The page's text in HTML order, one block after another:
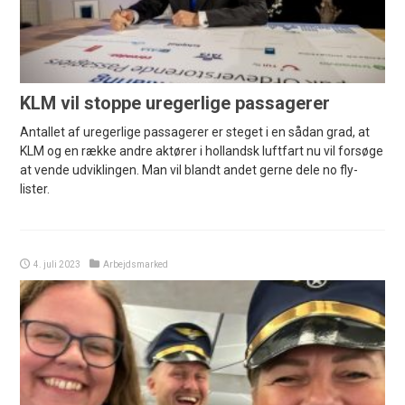
KLM vil stoppe uregerlige passagerer
Antallet af uregerlige passagerer er steget i en sådan grad, at
KLM og en række andre aktører i hollandsk luftfart nu vil forsøge
at vende udviklingen. Man vil blandt andet gerne dele no fly-
lister.
4. juli 2023 Arbejdsmarked